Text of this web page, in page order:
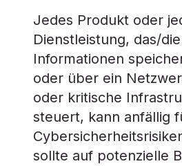
Jedes Produkt oder
Dienstleistung, das/
Informationen
oder über ein
oder kritische
steuert, kann anfällig
sollte auf potenzielle